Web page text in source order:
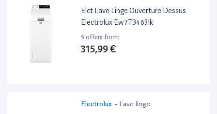
Elct Lave Linge Ouverture Dessus
Electrolux Ew7T3463Ik
5 offers from:
315,99 €
Electrolux - Lave linge